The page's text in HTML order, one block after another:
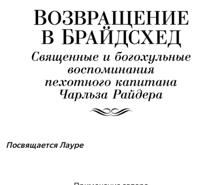
Посвящается Лауре